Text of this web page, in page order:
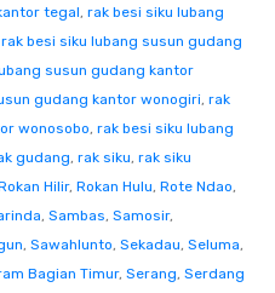
tegal, rak besi siku lubang
rak besi siku lubang susun gudang
susun gudang kantor
gudang kantor wonogiri, rak
wonosobo, rak besi siku lubang
gudang, rak siku, rak siku
Hilir, Rokan Hulu, Rote Ndao,
, Sambas, Samosir,
, Sawahlunto, Sekadau, Seluma,
Bagian Timur, Serang, Serdang